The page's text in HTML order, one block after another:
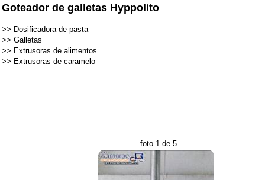
Goteador de galletas Hyppolito
>> Dosificadora de pasta
>> Galletas
>> Extrusoras de alimentos
>> Extrusoras de caramelo
foto 1 de 5